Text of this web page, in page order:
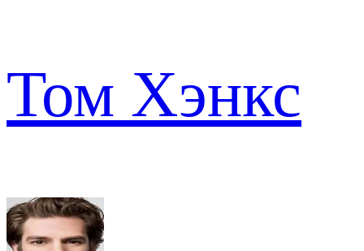
Том Хэнкс